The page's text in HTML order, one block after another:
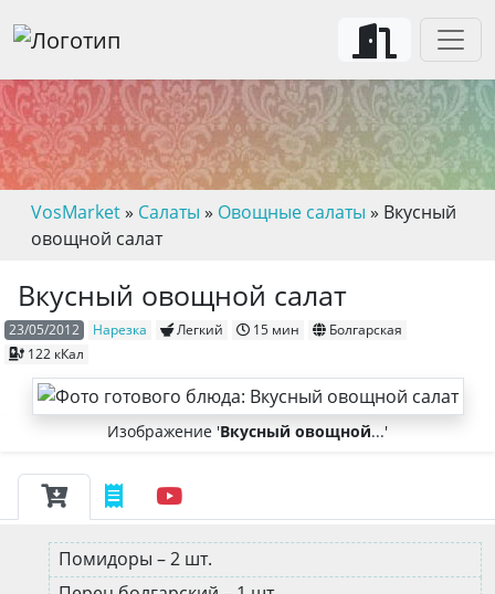
VosMarket» Салаты » Овощные салаты » Вкусный
овощной салат
Вкусный овощной салат
23/05/2012 Нарезка Легкий 15 мин
Болгарская
122 кКал
Изображение 'Вкусный овощной...'
Помидоры – 2 шт.